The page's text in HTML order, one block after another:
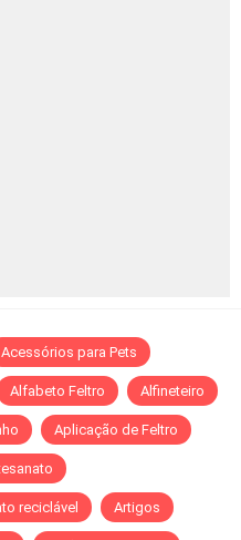
Acessórios para Pets
Alfabeto Feltro Alfineteiro
Aplicação de Feltro
reciclável Artigos